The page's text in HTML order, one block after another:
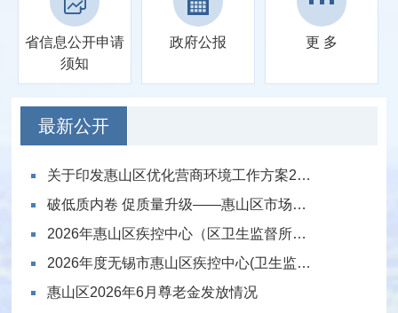
省信息公开申请
须知
政府公报 更 多
最新公开
关于印发惠山区优化营商环境工作方案2026年版的通知
破低质内卷 促质量升级——惠山区市场监管局开展防爆电气产品专项质量提升
2026年惠山区疾控中心（区卫生监督所）双随机抽检结果公示（三）
2026年度无锡市惠山区疾控中心(卫生监督所)放射诊疗单位“双随机”抽检结果公
惠山区2026年6月尊老金发放情况